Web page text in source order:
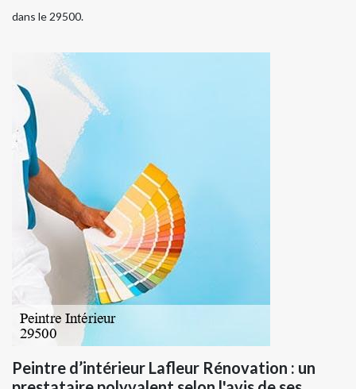
dans le 29500.
Peintre d’intérieur Lafleur Rénovation : un